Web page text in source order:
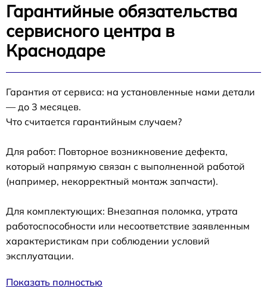
Гарантийные обязательства
сервисного центра в
Краснодаре
Гарантия от сервиса: на установленные нами детали
— до 3 месяцев.
Что считается гарантийным случаем?
Для работ: Повторное возникновение дефекта,
который напрямую связан с выполненной работой
(например, некорректный монтаж запчасти).
Для комплектующих: Внезапная поломка, утрата
работоспособности или несоответствие заявленным
характеристикам при соблюдении условий
эксплуатации.
Показать полностью